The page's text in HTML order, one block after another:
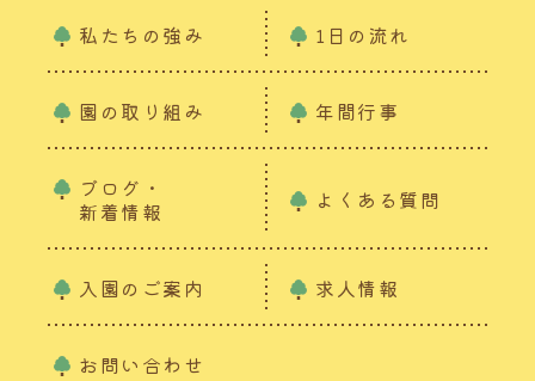
私たちの強み 1日の流れ
園の取り組み 年間行事
ブログ・
新着情報
よくある質問
入園のご案内 求人情報
お問い合わせ